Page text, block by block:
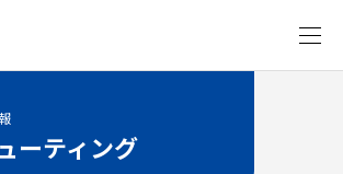
ーティング